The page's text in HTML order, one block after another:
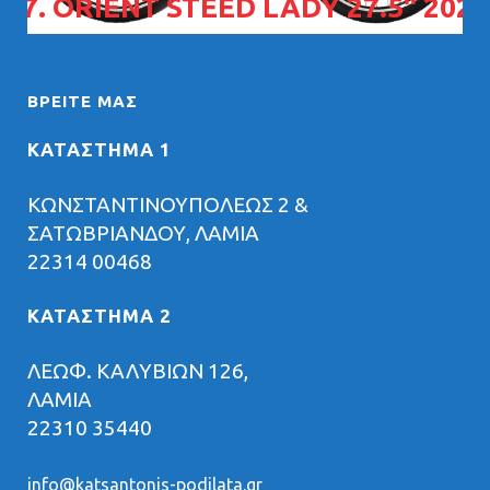
07. ORIENT STEED LADY 27.5" 2026
ΒΡΕΊΤΕ ΜΑΣ
ΚΑΤΑΣΤΗΜΑ 1
ΚΩΝΣΤΑΝΤΙΝΟΥΠΟΛΕΩΣ 2 &
ΣΑΤΩΒΡΙΑΝΔΟΥ, ΛΑΜΙΑ
22314 00468
ΚΑΤΑΣΤΗΜΑ 2
ΛΕΩΦ. ΚΑΛΥΒΙΩΝ 126,
ΛΑΜΙΑ
22310 35440
info@katsantonis-podilata.gr